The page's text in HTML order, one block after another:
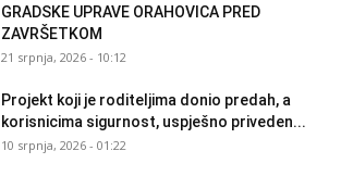
GRADSKE UPRAVE ORAHOVICA PRED
ZAVRŠETKOM
21 srpnja, 2026 - 10:12
Projekt koji je roditeljima donio predah, a
korisnicima sigurnost, uspješno priveden...
10 srpnja, 2026 - 01:22